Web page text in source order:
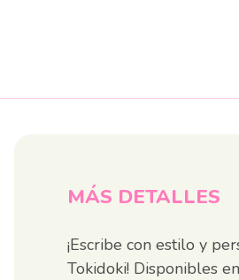
MÁS DETALLES
¡Escribe con estilo y
Tokidoki! Disponibles